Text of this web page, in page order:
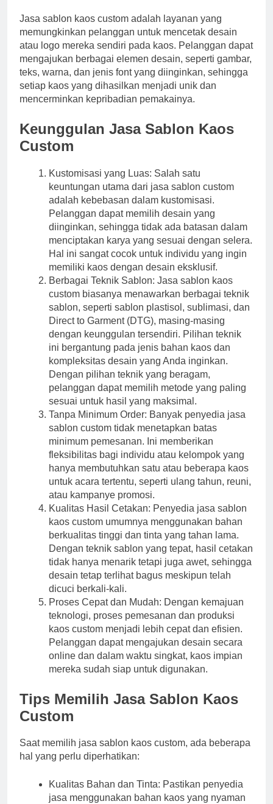
Jasa sablon kaos custom adalah layanan yang
memungkinkan pelanggan untuk mencetak desain
atau logo mereka sendiri pada kaos. Pelanggan dapat
mengajukan berbagai elemen desain, seperti gambar,
teks, warna, dan jenis font yang diinginkan, sehingga
setiap kaos yang dihasilkan menjadi unik dan
mencerminkan kepribadian pemakainya.
Keunggulan Jasa Sablon Kaos
Custom
Kustomisasi yang Luas: Salah satu
keuntungan utama dari jasa sablon custom
adalah kebebasan dalam kustomisasi.
Pelanggan dapat memilih desain yang
diinginkan, sehingga tidak ada batasan dalam
menciptakan karya yang sesuai dengan selera.
Hal ini sangat cocok untuk individu yang ingin
memiliki kaos dengan desain eksklusif.
Berbagai Teknik Sablon: Jasa sablon kaos
custom biasanya menawarkan berbagai teknik
sablon, seperti sablon plastisol, sublimasi, dan
Direct to Garment (DTG), masing-masing
dengan keunggulan tersendiri. Pilihan teknik
ini bergantung pada jenis bahan kaos dan
kompleksitas desain yang Anda inginkan.
Dengan pilihan teknik yang beragam,
pelanggan dapat memilih metode yang paling
sesuai untuk hasil yang maksimal.
Tanpa Minimum Order: Banyak penyedia jasa
sablon custom tidak menetapkan batas
minimum pemesanan. Ini memberikan
fleksibilitas bagi individu atau kelompok yang
hanya membutuhkan satu atau beberapa kaos
untuk acara tertentu, seperti ulang tahun, reuni,
atau kampanye promosi.
Kualitas Hasil Cetakan: Penyedia jasa sablon
kaos custom umumnya menggunakan bahan
berkualitas tinggi dan tinta yang tahan lama.
Dengan teknik sablon yang tepat, hasil cetakan
tidak hanya menarik tetapi juga awet, sehingga
desain tetap terlihat bagus meskipun telah
dicuci berkali-kali.
Proses Cepat dan Mudah: Dengan kemajuan
teknologi, proses pemesanan dan produksi
kaos custom menjadi lebih cepat dan efisien.
Pelanggan dapat mengajukan desain secara
online dan dalam waktu singkat, kaos impian
mereka sudah siap untuk digunakan.
Tips Memilih Jasa Sablon Kaos
Custom
Saat memilih jasa sablon kaos custom, ada beberapa
hal yang perlu diperhatikan:
Kualitas Bahan dan Tinta: Pastikan penyedia
jasa menggunakan bahan kaos yang nyaman